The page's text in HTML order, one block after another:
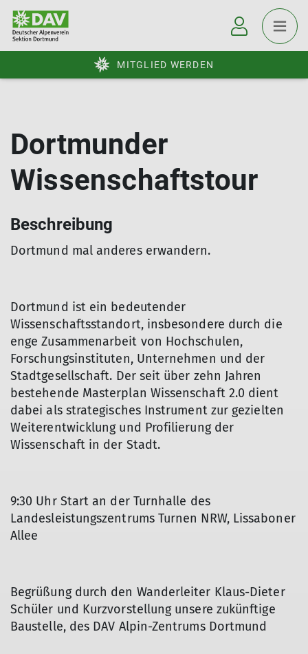
MITGLIED WERDEN
Dortmunder
Wissenschaftstour
Beschreibung
Dortmund mal anderes erwandern.
Dortmund ist ein bedeutender
Wissenschaftsstandort, insbesondere durch die
enge Zusammenarbeit von Hochschulen,
Forschungsinstituten, Unternehmen und der
Stadtgesellschaft. Der seit über zehn Jahren
bestehende Masterplan Wissenschaft 2.0 dient
dabei als strategisches Instrument zur gezielten
Weiterentwicklung und Profilierung der
Wissenschaft in der Stadt.
9:30 Uhr Start an der Turnhalle des
Landesleistungszentrums Turnen NRW, Lissaboner
Allee
Begrüßung durch den Wanderleiter Klaus-Dieter
Schüler und Kurzvorstellung unsere zukünftige
Baustelle, des DAV Alpin-Zentrums Dortmund